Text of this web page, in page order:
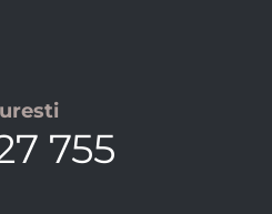
755